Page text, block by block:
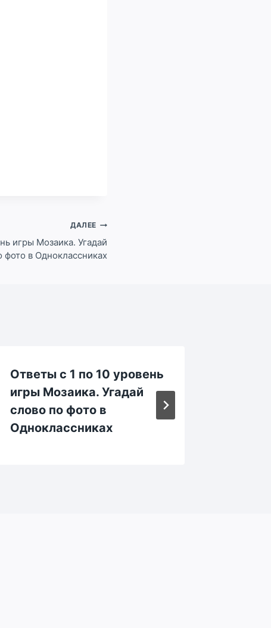
ДАЛЕЕ
игры Мозаика. Угадай
фото в Одноклассниках
Ответы с 1 по 10 уровень
игры Мозаика. Угадай
слово по фото в
Одноклассниках